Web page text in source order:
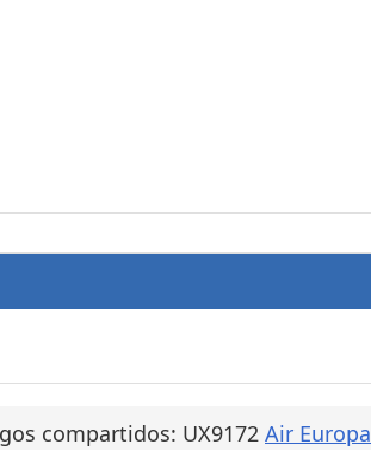
compartidos: UX9172 Air Europa